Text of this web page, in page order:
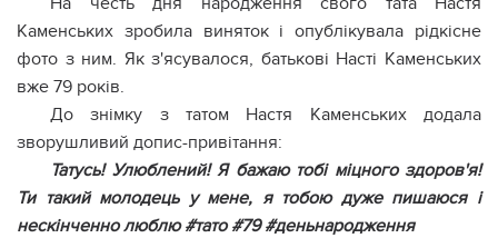
Каменських зробила виняток і опублікувала рідкісне
фото з ним. Як з'ясувалося, батькові Насті Каменських
вже 79 років.
До знімку з татом Настя Каменських додала
зворушливий допис-привітання:
Татусь! Улюблений! Я бажаю тобі міцного здоров'я!
Ти такий молодець у мене, я тобою дуже пишаюся і
нескінченно люблю #тато #79 #деньнародження